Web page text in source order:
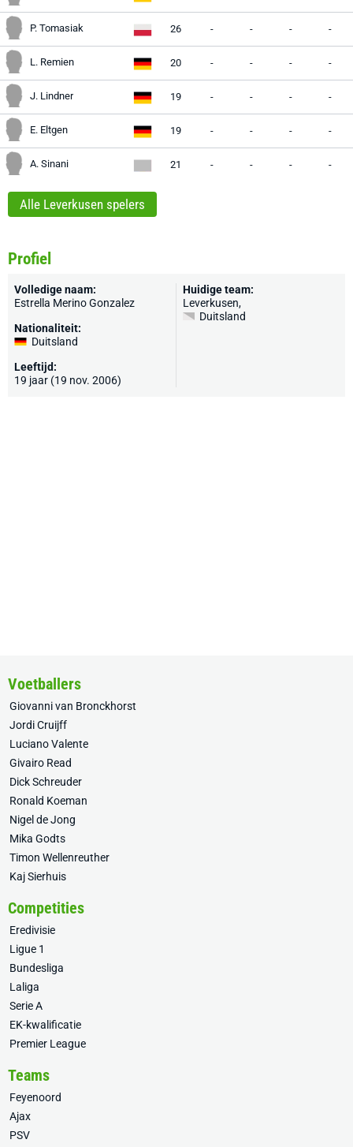
P. Tomasiak 26 - - - -
L. Remien 20 - - - -
J. Lindner 19 - - - -
E. Eltgen 19 - - - -
A. Sinani 21 - - - -
Alle Leverkusen spelers
Profiel
Volledige naam:
Estrella Merino Gonzalez
Nationaliteit:
Duitsland
Leeftijd:
19 jaar (19 nov. 2006)
Huidige team:
Leverkusen,
Duitsland
Voetballers
Giovanni van Bronckhorst
Jordi Cruijff
Luciano Valente
Givairo Read
Dick Schreuder
Ronald Koeman
Nigel de Jong
Mika Godts
Timon Wellenreuther
Kaj Sierhuis
Competities
Eredivisie
Ligue 1
Bundesliga
Laliga
Serie A
EK-kwalificatie
Premier League
Teams
Feyenoord
Ajax
PSV